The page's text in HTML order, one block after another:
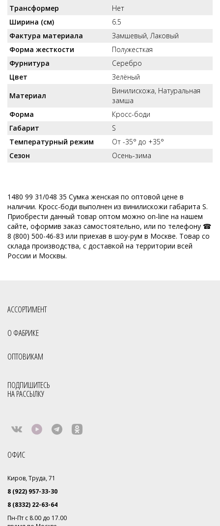
Трансформер
Нет
Ширина (см)
6.5
Фактура материала
Замшевый, Лаковый
Форма жесткости
Полужесткая
Фурнитура
Серебро
Цвет
Зелёный
Материал
Винилискожа, Натуральная
замша
Форма
Кросс-боди
Габарит
S
Температурный режим
От -35° до +35°
Сезон
Осень-зима
1480 99 31/048 35 Сумка женская по оптовой цене в
наличии. Кросс-боди выполнен из винилискожи габарита S.
Приобрести данный товар оптом можно on-line на нашем
сайте, оформив заказ самостоятельно, или по телефону ☎
8 (800) 500-46-83 или приехав в шоу-рум в Москве. Товар со
склада производства, с доставкой на территории всей
России и Москвы.
АССОРТИМЕНТ
О ФАБРИКЕ
ОПТОВИКАМ
ПОДПИШИТЕСЬ
НА РАССЫЛКУ
ОФИС
Киров, Труда, 71
8 (922) 957-33-30
8 (8332) 22-63-64
Пн-Пт с 8.00 до 17.00